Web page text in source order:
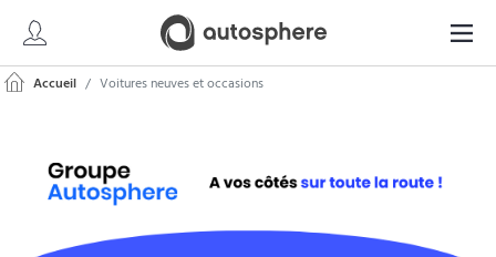
Accueil Voitures neuves et occasions